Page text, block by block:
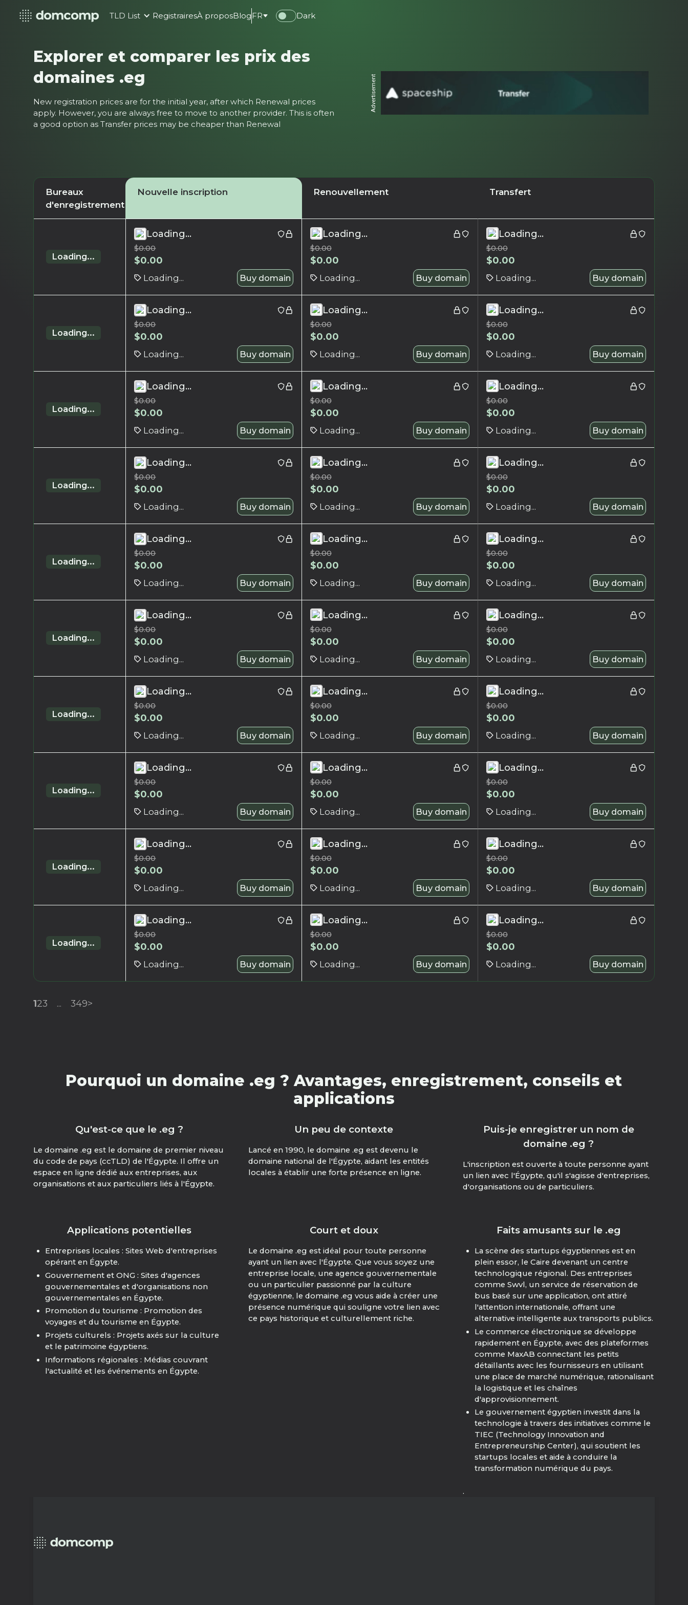
TLD List RegistrairesÀ proposBlog FR Dark
Explorer et comparer les prix des
domaines .eg
New registration prices are for the initial year, after which Renewal prices
apply. However, you are always free to move to another provider. This is often
a good option as Transfer prices may be cheaper than Renewal
Advertisement
Bureaux
d'enregistrement
Nouvelle inscription Renouvellement Transfert
Loading...
Loading...
$0.00
$0.00
Loading... Buy domain
Loading...
$0.00
$0.00
Loading... Buy domain
Loading...
$0.00
$0.00
Loading... Buy domain
Loading...
Loading...
$0.00
$0.00
Loading... Buy domain
Loading...
$0.00
$0.00
Loading... Buy domain
Loading...
$0.00
$0.00
Loading... Buy domain
Loading...
Loading...
$0.00
$0.00
Loading... Buy domain
Loading...
$0.00
$0.00
Loading... Buy domain
Loading...
$0.00
$0.00
Loading... Buy domain
Loading...
Loading...
$0.00
$0.00
Loading... Buy domain
Loading...
$0.00
$0.00
Loading... Buy domain
Loading...
$0.00
$0.00
Loading... Buy domain
Loading...
Loading...
$0.00
$0.00
Loading... Buy domain
Loading...
$0.00
$0.00
Loading... Buy domain
Loading...
$0.00
$0.00
Loading... Buy domain
Loading...
Loading...
$0.00
$0.00
Loading... Buy domain
Loading...
$0.00
$0.00
Loading... Buy domain
Loading...
$0.00
$0.00
Loading... Buy domain
Loading...
Loading...
$0.00
$0.00
Loading... Buy domain
Loading...
$0.00
$0.00
Loading... Buy domain
Loading...
$0.00
$0.00
Loading... Buy domain
Loading...
Loading...
$0.00
$0.00
Loading... Buy domain
Loading...
$0.00
$0.00
Loading... Buy domain
Loading...
$0.00
$0.00
Loading... Buy domain
Loading...
Loading...
$0.00
$0.00
Loading... Buy domain
Loading...
$0.00
$0.00
Loading... Buy domain
Loading...
$0.00
$0.00
Loading... Buy domain
Loading...
Loading...
$0.00
$0.00
Loading... Buy domain
Loading...
$0.00
$0.00
Loading... Buy domain
Loading...
$0.00
$0.00
Loading... Buy domain
123 ... 349>
Pourquoi un domaine .eg ? Avantages, enregistrement, conseils et
applications
Qu'est-ce que le .eg ?
Le domaine .eg est le domaine de premier niveau
du code de pays (ccTLD) de l'Égypte. Il offre un
espace en ligne dédié aux entreprises, aux
organisations et aux particuliers liés à l'Égypte.
Un peu de contexte
Lancé en 1990, le domaine .eg est devenu le
domaine national de l'Égypte, aidant les entités
locales à établir une forte présence en ligne.
Puis-je enregistrer un nom de
domaine .eg ?
L'inscription est ouverte à toute personne ayant
un lien avec l'Égypte, qu'il s'agisse d'entreprises,
d'organisations ou de particuliers.
Applications potentielles
Entreprises locales : Sites Web d'entreprises
opérant en Égypte.
Gouvernement et ONG : Sites d'agences
gouvernementales et d'organisations non
gouvernementales en Égypte.
Promotion du tourisme : Promotion des
voyages et du tourisme en Égypte.
Projets culturels : Projets axés sur la culture
et le patrimoine égyptiens.
Informations régionales : Médias couvrant
l'actualité et les événements en Égypte.
Court et doux
Le domaine .eg est idéal pour toute personne
ayant un lien avec l'Égypte. Que vous soyez une
entreprise locale, une agence gouvernementale
ou un particulier passionné par la culture
égyptienne, le domaine .eg vous aide à créer une
présence numérique qui souligne votre lien avec
ce pays historique et culturellement riche.
Faits amusants sur le .eg
La scène des startups égyptiennes est en
plein essor, le Caire devenant un centre
technologique régional. Des entreprises
comme Swvl, un service de réservation de
bus basé sur une application, ont attiré
l'attention internationale, offrant une
alternative intelligente aux transports publics.
Le commerce électronique se développe
rapidement en Égypte, avec des plateformes
comme MaxAB connectant les petits
détaillants avec les fournisseurs en utilisant
une place de marché numérique, rationalisant
la logistique et les chaînes
d'approvisionnement.
Le gouvernement égyptien investit dans la
technologie à travers des initiatives comme le
TIEC (Technology Innovation and
Entrepreneurship Center), qui soutient les
startups locales et aide à conduire la
transformation numérique du pays.
.